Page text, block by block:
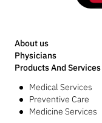
About us
Physicians
Products And Services
Medical Services
Preventive Care
Medicine Services